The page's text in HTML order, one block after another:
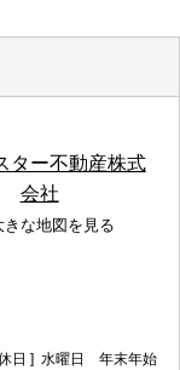
きな地図を見る
日 ] 水曜日 年末年始